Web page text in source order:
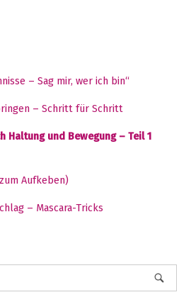
– Sag mir, wer ich bin“
– Schritt für Schritt
Haltung und Bewegung – Teil 1
Aufkeben)
– Mascara-Tricks